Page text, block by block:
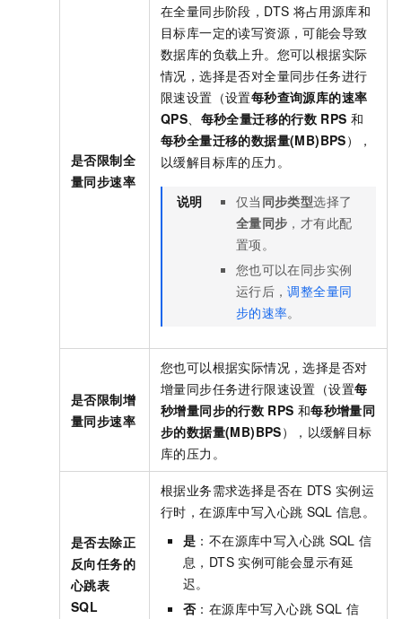
是否限制全
量同步速率
在全量同步阶段，DTS 将占用源库和
目标库一定的读写资源，可能会导致
数据库的负载上升。您可以根据实际
情况，选择是否对全量同步任务进行
限速设置（设置每秒查询源库的速率
QPS
每秒全量迁移的行数 RPS 和
每秒全量迁移的数据量(MB)BPS），
以缓解目标库的压力。
说明 仅当 同步类型选择了
全量同步 ，才有此配
置项。
您也可以在同步实例
运行后，调整全量同
步的速率。
是否限制增
量同步速率
您也可以根据实际情况，选择是否对
增量同步任务进行限速设置（设置每
秒增量同步的行数 RPS 和每秒增量同
步的数据量(MB)BPS），以缓解目标
库的压力。
是否去除正
反向任务的
心跳表
SQL
根据业务需求选择是否在 DTS 实例运
行时，在源库中写入心跳 SQL 信息。
是 ：不在源库中写入心跳 SQL 信
息，DTS 实例可能会显示有延
迟。
否：在源库中写入心跳 SQL 信